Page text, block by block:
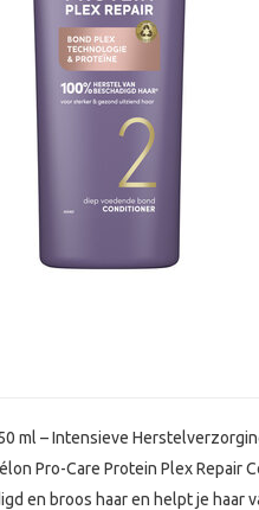
ml – Intensieve
Pro-Care Protein Plex Repair
en broos haar en helpt je haar